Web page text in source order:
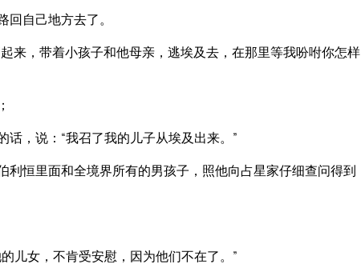
自己地方去了。
来，带着小孩子和他母亲，逃埃及去，在那里等我吩咐你怎样
，说：“我召了我的儿子从埃及出来。”
恒里面和全境界所有的男孩子，照他向占星家仔细查问得到
儿女，不肯受安慰，因为他们不在了。”